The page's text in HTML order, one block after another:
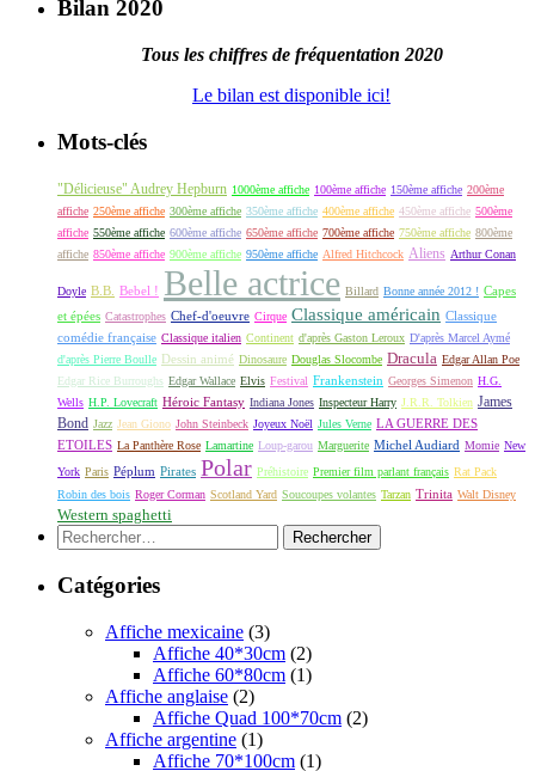
Bilan 2020
Tous les chiffres de fréquentation 2020
Le bilan est disponible ici!
Mots-clés
"Délicieuse" Audrey Hepburn 1000ème affiche 100ème affiche 150ème affiche 200ème
affiche 250ème affiche 300ème affiche 350ème affiche 400ème affiche 450ème affiche 500ème
affiche 550ème affiche 600ème affiche 650ème affiche 700ème affiche 750ème affiche 800ème
affiche 850ème affiche 900ème affiche 950ème affiche Alfred Hitchcock Aliens Arthur Conan
Doyle B.B. Bebel ! Belle actrice Billard Bonne année 2012 ! Capes
et épées Catastrophes Chef-d'oeuvre Cirque Classique américain Classique
comédie française Classique italien Continent d'après Gaston Leroux D'après Marcel Aymé
d'après Pierre Boulle Dessin animé Dinosaure Douglas Slocombe Dracula Edgar Allan Poe
Edgar Rice Burroughs Edgar Wallace Elvis Festival Frankenstein Georges Simenon H.G.
Wells H.P. Lovecraft Héroic Fantasy Indiana Jones Inspecteur Harry J.R.R. Tolkien James
Bond Jazz Jean Giono John Steinbeck Joyeux Noël Jules Verne LA GUERRE DES
ETOILES La Panthère Rose Lamartine Loup-garou Marguerite Michel Audiard Momie New
York Paris Péplum Pirates Polar Préhistoire Premier film parlant français Rat Pack
Robin des bois Roger Corman Scotland Yard Soucoupes volantes Tarzan Trinita Walt Disney
Western spaghetti
Rechercher :
Catégories
Affiche mexicaine (3)
Affiche 40*30cm (2)
Affiche 60*80cm (1)
Affiche anglaise (2)
Affiche Quad 100*70cm (2)
Affiche argentine (1)
Affiche 70*100cm (1)